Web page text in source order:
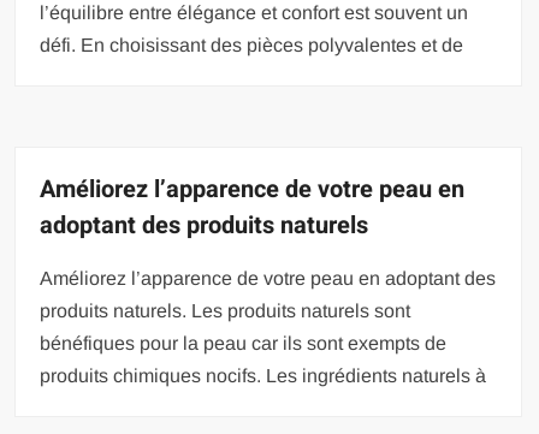
l’équilibre entre élégance et confort est souvent un
défi. En choisissant des pièces polyvalentes et de
Améliorez l’apparence de votre peau en
adoptant des produits naturels
Améliorez l’apparence de votre peau en adoptant des
produits naturels. Les produits naturels sont
bénéfiques pour la peau car ils sont exempts de
produits chimiques nocifs. Les ingrédients naturels à